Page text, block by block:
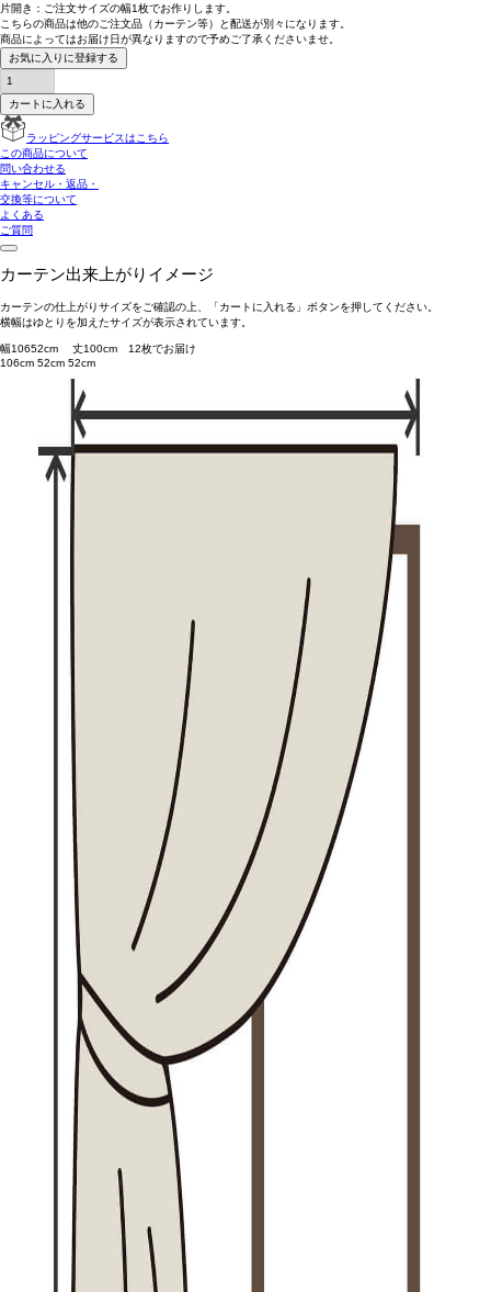
片開き： ご注文サイズの幅1枚でお作りします。
こちらの商品は他のご注文品（カーテン等）と配送が別々 になります。
商品によってはお届け日が異なりますので予めご了承くださいませ。
お気に入りに登録する
カートに入れる
ラッピングサービスはこちら
この商品について
問い合わせる
キャンセル・返品・
交換等について
よくある
ご質問
カーテン出来上がりイメージ
カーテンの仕上がりサイズをご確認の上、「カートに入れる」ボタンを押してください。
横幅はゆとりを加えたサイズが表示されています。
幅10652cm 丈100cm 12枚でお届け
106cm 52cm 52cm